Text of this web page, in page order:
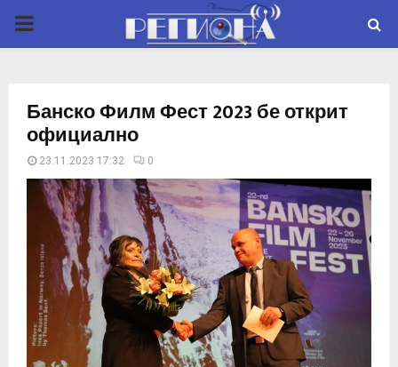
P
M
M
Банско Филм Фест 2023 бе открит
официално
23.11.2023 17:32 0